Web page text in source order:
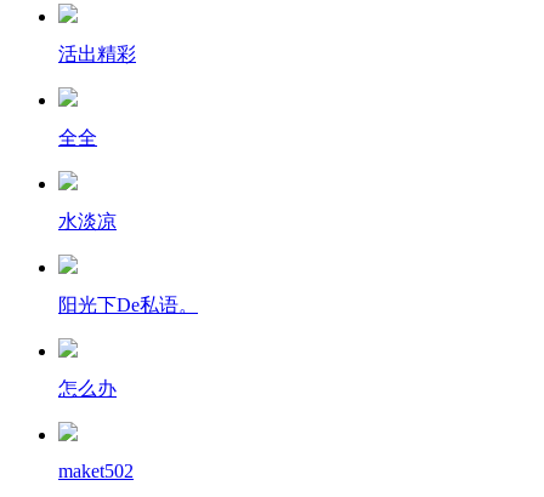
活出精彩
全全
水淡凉
阳光下De私语。
怎么办
maket502